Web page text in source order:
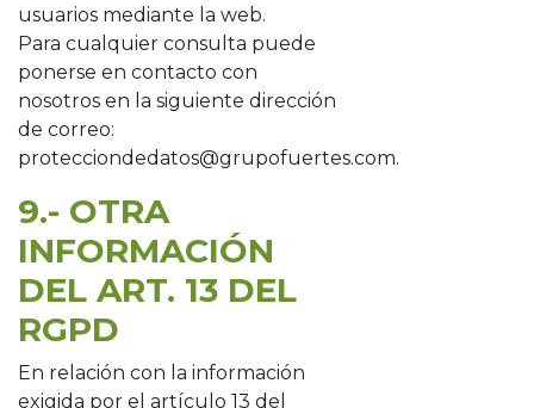
usuarios mediante la web.
Para cualquier consulta puede
ponerse en contacto con
nosotros en la siguiente dirección
de correo:
protecciondedatos@grupofuertes.com.
9.- OTRA
INFORMACIÓN
DEL ART. 13 DEL
RGPD
En relación con la información
exigida por el artículo 13 del